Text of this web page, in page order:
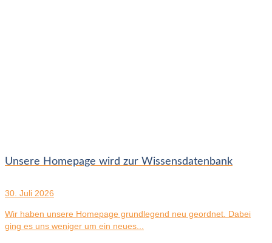
Unsere Homepage wird zur Wissensdatenbank
30. Juli 2026
Wir haben unsere Homepage grundlegend neu geordnet. Dabei
ging es uns weniger um ein neues...